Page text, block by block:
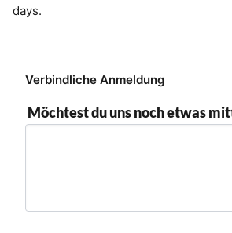
days.
r
r
ei
d
Verbindliche Anmeldung
Möchtest du uns noch etwas